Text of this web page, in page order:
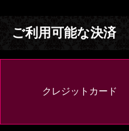
ご利用可能な決済
クレジットカード